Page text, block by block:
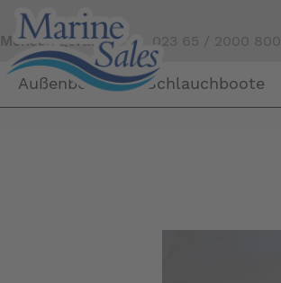
Mensch gefällig?Tel. 023 65 / 2000 800
Außenborder Schlauchboote